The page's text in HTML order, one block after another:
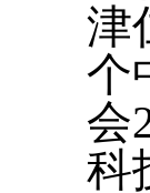
津
个
会
科